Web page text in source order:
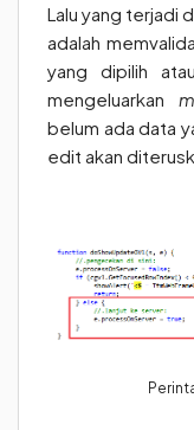
Lalu yang terjadi
adalah
yang dipilih
mengeluarkan
belum ada data
edit akan